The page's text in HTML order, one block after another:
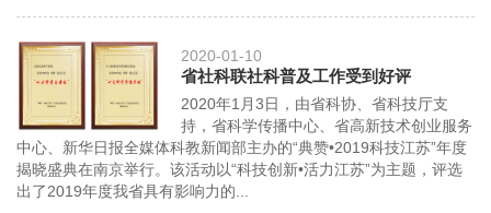
2020-01-10
省社科联社科普及工作受到好评
2020年1月3日，由省科协、省科技厅支
持，省科学传播中心、省高新技术创业服务
中心、新华日报全媒体科教新闻部主办的“典赞•2019科技江苏”年度
揭晓盛典在南京举行。该活动以“科技创新•活力江苏”为主题，评选
出了2019年度我省具有影响力的...